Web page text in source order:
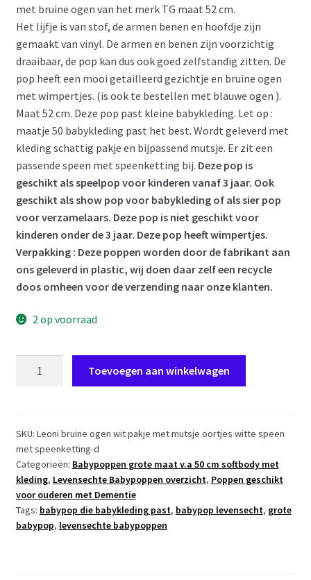
met bruine ogen van het merk TG maat 52 cm.
Het lijfje is van stof, de armen benen en hoofdje zijn
gemaakt van vinyl. De armen en benen zijn voorzichtig
draaibaar, de pop kan dus ook goed zelfstandig zitten. De
pop heeft een mooi getailleerd gezichtje en bruine ogen
met wimpertjes. (is ook te bestellen met blauwe ogen ).
Maat 52 cm. Deze pop past kleine babykleding. Let op :
maatje 50 babykleding past het best. Wordt geleverd met
kleding schattig pakje en bijpassend mutsje. Er zit een
passende speen met speenketting bij. Deze pop is
geschikt als speelpop voor kinderen vanaf 3 jaar. Ook
geschikt als show pop voor babykleding of als sier pop
voor verzamelaars. Deze pop is niet geschikt voor
kinderen onder de 3 jaar. Deze pop heeft wimpertjes.
Verpakking : Deze poppen worden door de fabrikant aan
ons geleverd in plastic, wij doen daar zelf een recycle
doos omheen voor de verzending naar onze klanten.
2 op voorraad
softbody
bruine
ogen
in
2
delig
Toevoegen aan winkelwagen
SKU: Leoni bruine ogen wit pakje met mutsje oortjes witte speen
met speenketting-d
Categorieën: Babypoppen grote maat v.a 50 cm softbody met
kleding, Levensechte Babypoppen overzicht, Poppen geschikt
voor ouderen met Dementie
Tags: babypop die babykleding past, babypop levensecht, grote
babypop, levensechte babypoppen